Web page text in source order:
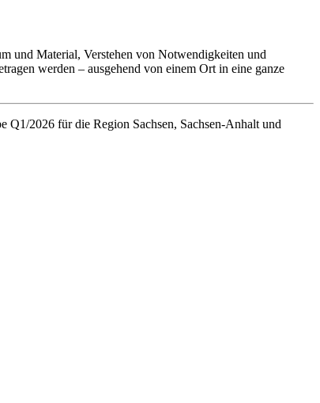
und Material, Verstehen von Notwendigkeiten und
werden – ausgehend von einem Ort in eine ganze
Q1/2026 für die Region Sachsen, Sachsen-Anhalt und